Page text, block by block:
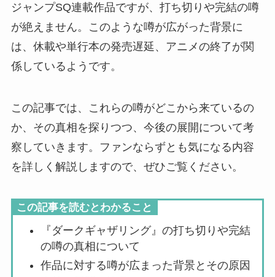
ジャンプSQ連載作品ですが、打ち切りや完結の噂
が絶えません。このような噂が広がった背景に
は、休載や単行本の発売遅延、アニメの終了が関
係しているようです。
この記事では、これらの噂がどこから来ているの
か、その真相を探りつつ、今後の展開について考
察していきます。ファンならずとも気になる内容
を詳しく解説しますので、ぜひご覧ください。
この記事を読むとわかること
『ダークギャザリング』の打ち切りや完結
の噂の真相について
作品に対する噂が広まった背景とその原因